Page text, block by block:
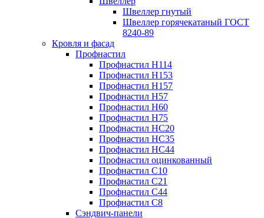
Швеллер гнутый
Швеллер горячекатаный ГОСТ
8240-89
Кровля и фасад
Профнастил
Профнастил Н114
Профнастил Н153
Профнастил Н157
Профнастил Н57
Профнастил Н60
Профнастил Н75
Профнастил НС20
Профнастил НС35
Профнастил НС44
Профнастил оцинкованный
Профнастил С10
Профнастил С21
Профнастил С44
Профнастил С8
Сэндвич-панели